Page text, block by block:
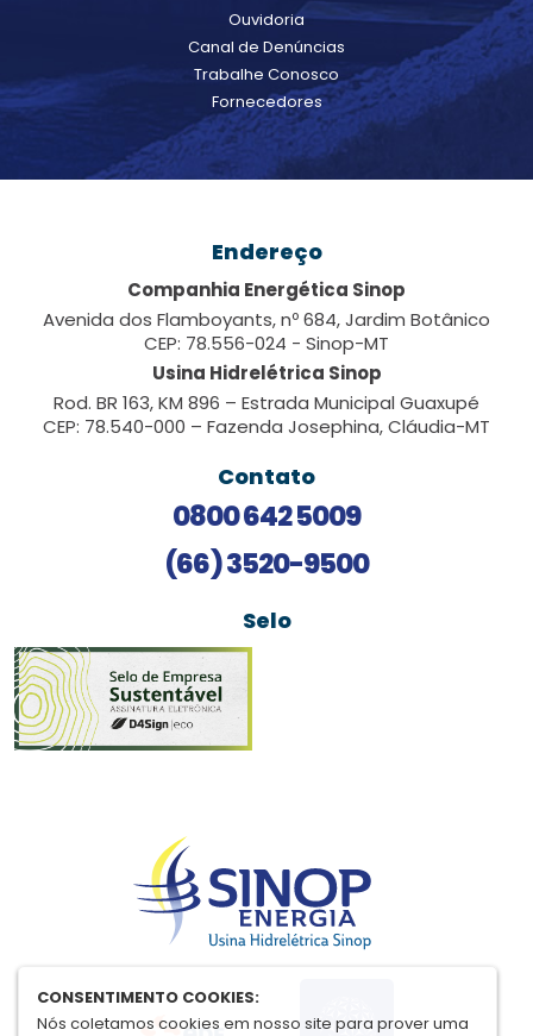
Ouvidoria
Canal de Denúncias
Trabalhe Conosco
Fornecedores
Endereço
Companhia Energética Sinop
Avenida dos Flamboyants, nº 684, Jardim Botânico
CEP: 78.556-024 - Sinop-MT
Usina Hidrelétrica Sinop
Rod. BR 163, KM 896 – Estrada Municipal Guaxupé
CEP: 78.540-000 – Fazenda Josephina, Cláudia-MT
Contato
0800 642 5009
(66) 3520-9500
Selo
CONSENTIMENTO COOKIES:
Nós coletamos cookies em nosso site para prover uma